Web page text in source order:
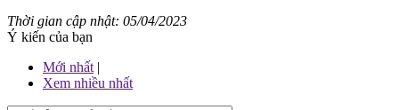
Thời gian cập nhật: 05/04/2023
Ý kiến của bạn
Mới nhất |
Xem nhiều nhất